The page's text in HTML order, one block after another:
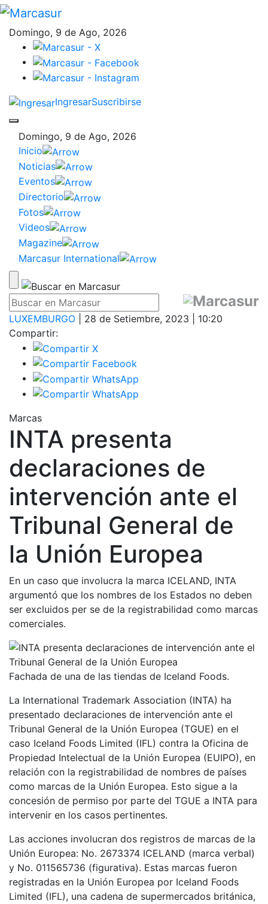
Domingo, 9 de Ago, 2026
IngresarSuscribirse
Domingo, 9 de Ago, 2026
Inicio
Noticias
Eventos
Directorio
Fotos
Videos
Magazine
Marcasur International
LUXEMBURGO | 28 de Setiembre, 2023 | 10:20
Compartir:
Marcas
INTA presenta
declaraciones de
intervención ante el
Tribunal General de
la Unión Europea
En un caso que involucra la marca ICELAND, INTA
argumentó que los nombres de los Estados no deben
ser excluidos per se de la registrabilidad como marcas
comerciales.
Fachada de una de las tiendas de Iceland Foods.
La International Trademark Association (INTA) ha
presentado declaraciones de intervención ante el
Tribunal General de la Unión Europea (TGUE) en el
caso Iceland Foods Limited (IFL) contra la Oficina de
Propiedad Intelectual de la Unión Europea (EUIPO), en
relación con la registrabilidad de nombres de países
como marcas de la Unión Europea. Esto sigue a la
concesión de permiso por parte del TGUE a INTA para
intervenir en los casos pertinentes.
Las acciones involucran dos registros de marcas de la
Unión Europea: No. 2673374 ICELAND (marca verbal)
y No. 011565736 (figurativa). Estas marcas fueron
registradas en la Unión Europea por Iceland Foods
Limited (IFL), una cadena de supermercados británica,